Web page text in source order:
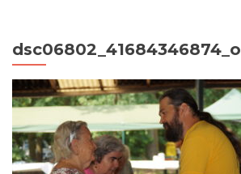
dsc06802_41684346874_o